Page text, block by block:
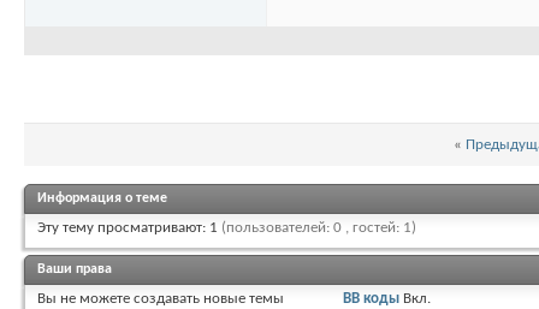
«
Информация о теме
Эту тему просматривают: 1 (пользователей: 0 , гостей: 1)
Ваши права
Вы не можете создавать новые темы
BB коды Вкл.